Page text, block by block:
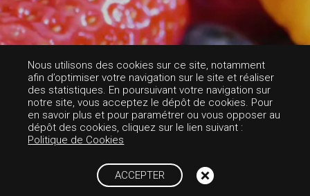
PARFUMS-FRUITÉE
PARADISAMIDE
Nous utilisons des cookies sur ce site, notamment
afin d’optimiser votre navigation sur le site et réaliser
des statistiques. En poursuivant votre navigation sur
notre site, vous acceptez le dépôt de cookies. Pour
en savoir plus et pour paramétrer ou vous opposer au
dépôt des cookies, cliquez sur le lien suivant :
Politique de Cookies
ACCEPTER